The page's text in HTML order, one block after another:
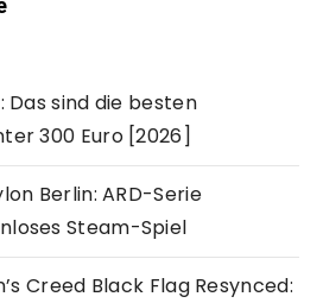
Das sind die besten
300 Euro [2026]
Berlin: ARD-Serie
Steam-Spiel
Creed Black Flag Resynced: